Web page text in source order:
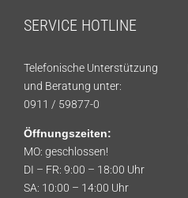
SERVICE HOTLINE
Telefonische Unterstützung
und Beratung unter:
0911 / 59877-0
Öffnungszeiten:
MO: geschlossen!
DI – FR: 9:00 – 18:00 Uhr
SA: 10:00 – 14:00 Uhr